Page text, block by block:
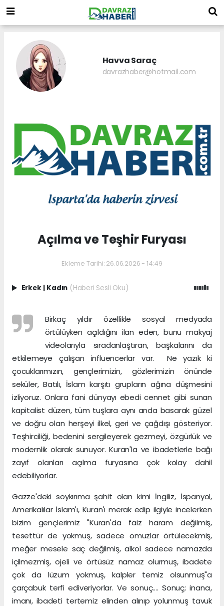
Havva Saraç
davrazhaber@hotmail.com
Açılma ve Teşhir Furyası
Ekleme Tarihi: 26.06.2026 - 14:49
Erkek Kadın (Haberi Sesli Oku)
Birkaç yıldır özellikle sosyal medyada
örtülüyken açıldığını ilan eden, bunu makyaj
videolarıyla sıradanlaştıran, başkalarını da
etkilemeye çalışan influencerlar var. Ne yazık ki
çocuklarımızın, gençlerimizin, gözlerimizin önünde
seküler, Batılı, İslam karşıtı grupların ağına düşmesini
izliyoruz. Onlara fani dünyayı ebedi cennet gibi sunan
kapitalist düzen, tüm tuşlara aynı anda basarak güzel
ve doğru olan herşeyi ilkel, geri ve çağdışı gösteriyor.
Teşhirciliği, bedenini sergileyerek gezmeyi, özgürlük ve
modernlik olarak sunuyor. Kuran'la ve ibadetlerle bağı
zayıf olanları açılma furyasına çok kolay dahil
edebiliyorlar.
Gazze'deki soykırıma şahit olan kimi İngiliz, İspanyol,
Amerikalılar İslam'ı, Kuran'ı merak edip ilgiyle incelerken
bizim gençlerimiz "Kuran'da faiz haram değilmiş,
tesettür de yokmuş, sadece omuzlar örtülecekmiş,
meğer mesele saç değilmiş, alkol sadece namazda
içilmezmiş, ojeli ve örtüsüz namaz olurmuş, ibadete
çok da lüzum yokmuş, kalpler temiz olsunmuş"a
çarçabuk terfi ediveriyorlar. Ve sonuç.... Sonuç; inancı,
imanı, ibadeti tertemiz elinden alınıp yolunmuş tavuk